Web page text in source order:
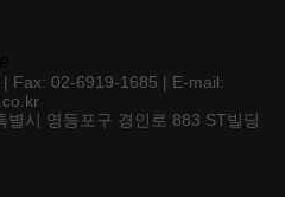
Fax: 02-6919-1685 | E-mail:
별시 영등포구 경인로 883 ST빌딩